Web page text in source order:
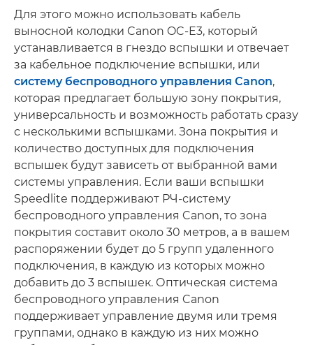
Для этого можно использовать кабель
выносной колодки Canon OC-E3, который
устанавливается в гнездо вспышки и отвечает
за кабельное подключение вспышки, или
систему беспроводного управления Canon,
которая предлагает большую зону покрытия,
универсальность и возможность работать сразу
с несколькими вспышками. Зона покрытия и
количество доступных для подключения
вспышек будут зависеть от выбранной вами
системы управления. Если ваши вспышки
Speedlite поддерживают РЧ-систему
беспроводного управления Canon, то зона
покрытия составит около 30 метров, а в вашем
распоряжении будет до 5 групп удаленного
подключения, в каждую из которых можно
добавить до 3 вспышек. Оптическая система
беспроводного управления Canon
поддерживает управление двумя или тремя
группами, однако в каждую из них можно